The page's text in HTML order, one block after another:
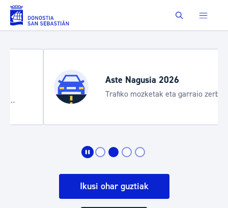
Eduki nagusira joan Buscar
Aste Nagusia 2026
Trafiko mozketak eta garraio zerbitzu
bereziak
Ikusi ohar guztiak